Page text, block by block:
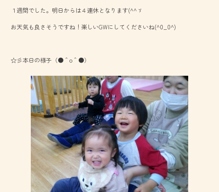
o
ok
１週間でした。明日からは４連休となります(^^ゞ
お天気も良さそうですね！楽しいGWにしてくださいね(^0_0^)
☆彡本日の様子（●＾o＾●）